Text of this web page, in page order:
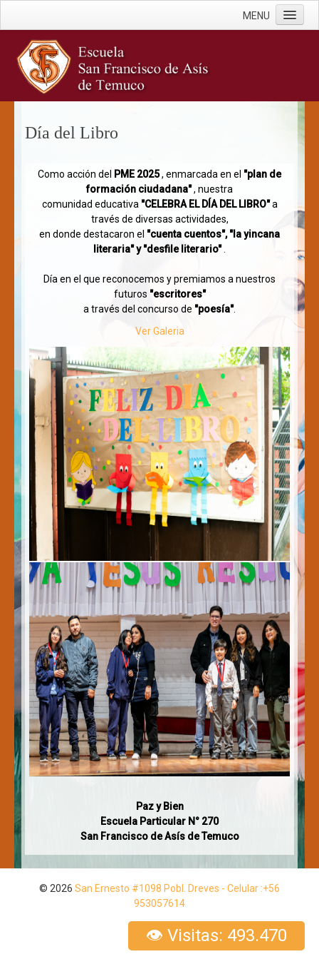
MENU
Inicio
Escuela
Documentos Oficiales
Historia
Cuenta Pública
Equipo Directivo
Administrativos
Estamento Pastoral
Talleres
Horarios
Párvulos
Básica
Atención de Apoderados
Contacto
Intranet
Galería
Aula Virtual
Día del Libro
Como acción del PME 2025, enmarcada en el "plan de
formación ciudadana", nuestra
comunidad educativa "CELEBRA EL DÍA DEL LIBRO"a
través de diversas actividades,
en donde destacaron el "cuenta cuentos", "la yincana
literaria" y "desfile literario".
Día en el que reconocemos y premiamos a nuestros
futuros "escritores"
a través del concurso de "poesía".
Ver Galeria
Paz y Bien
Escuela Particular N° 270
San Francisco de Asís de Temuco
© 2026 San Ernesto #1098 Pobl. Dreves - Celular :+56
953057614
👁 Visitas: 493.470